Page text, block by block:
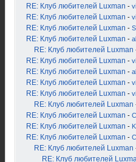
RE: Клуб любителей Luxman -
RE: Клуб любителей Luxman -
RE: Клуб любителей Luxman -
RE: Клуб любителей Luxman -
RE: Клуб любителей Luxman
RE: Клуб любителей Luxman -
RE: Клуб любителей Luxman -
RE: Клуб любителей Luxman -
RE: Клуб любителей Luxman -
RE: Клуб любителей Luxman
RE: Клуб любителей Luxman -
RE: Клуб любителей Luxman -
RE: Клуб любителей Luxman -
RE: Клуб любителей Luxman
RE: Клуб любителей